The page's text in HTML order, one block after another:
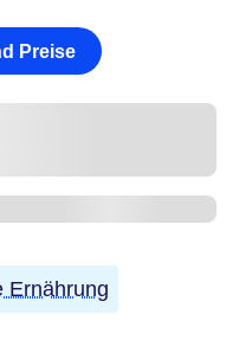
Preise
Ernährung